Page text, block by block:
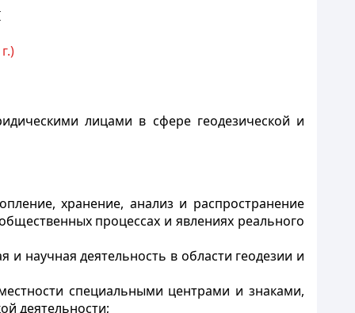
лицами в сфере геодезической и
хранение, анализ и распространение
процессах и явлениях реального
и научная деятельность в области геодезии и
специальными центрами и знаками,
деятельности;